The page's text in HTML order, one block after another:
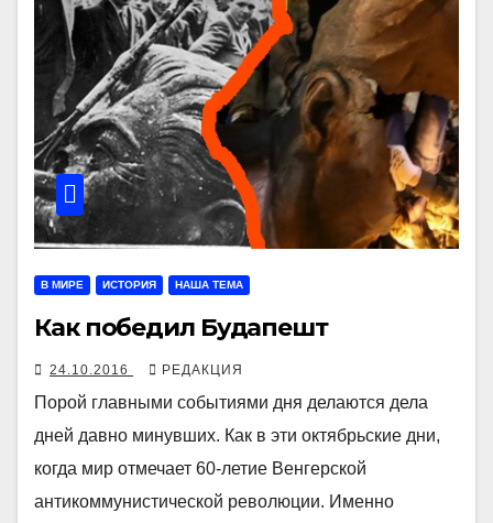
В МИРЕ ИСТОРИЯ НАША ТЕМА
Как победил Будапешт
24.10.2016 РЕДАКЦИЯ
Порой главными событиями дня делаются дела
дней давно минувших. Как в эти октябрьские дни,
когда мир отмечает 60-летие Венгерской
антикоммунистической революции. Именно